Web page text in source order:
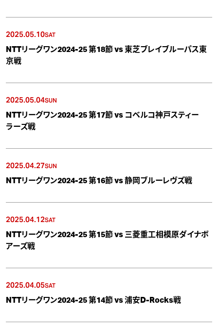
2025.05.10SAT
NTTリーグワン2024-25 第18節 vs 東芝ブレイブルーパス東
京戦
2025.05.04SUN
NTTリーグワン2024-25 第17節 vs コベルコ神戸スティー
ラーズ戦
2025.04.27SUN
NTTリーグワン2024-25 第16節 vs 静岡ブルーレヴズ戦
2025.04.12SAT
NTTリーグワン2024-25 第15節 vs 三菱重工相模原ダイナボ
アーズ戦
2025.04.05SAT
NTTリーグワン2024-25 第14節 vs 浦安D-Rocks戦